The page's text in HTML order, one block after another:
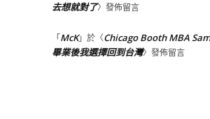
去想就對了〉發佈留言
「McK」於〈Chicago Booth MBA
畢業後我選擇回到台灣〉發佈留言